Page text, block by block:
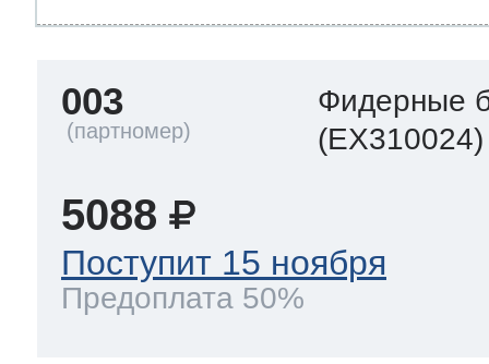
003
Фидерные
(EX310024)
5088
Поступит 15 ноября
Предоплата 50%